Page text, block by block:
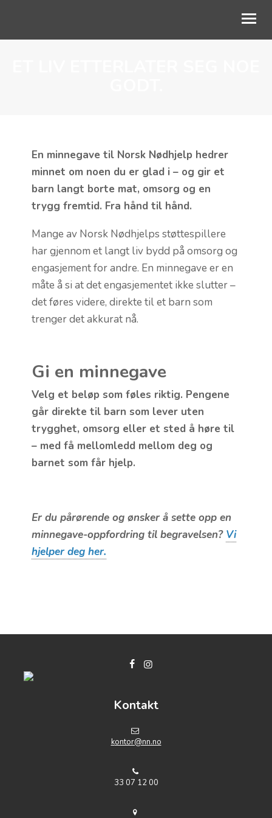
SKOLESAMARBEID
STØTT BARNA
En minnegave til Norsk Nødhjelp hedrer
minnet om noen du er glad i – og gir et
barn langt borte mat, omsorg og en
trygg fremtid. Fra hånd til hånd.
Mange av Norsk Nødhjelps støttespillere
har gjennom et langt liv bydd på omsorg og
engasjement for andre. En minnegave er en
måte å si at det engasjementet ikke slutter –
det føres videre, direkte til et barn som
trenger det akkurat nå.
Gi en minnegave
Velg et beløp som føles riktig. Pengene
går direkte til barn som lever uten
trygghet, omsorg eller et sted å høre til
– med få mellomledd mellom deg og
barnet som får hjelp.
Er du pårørende og ønsker å sette opp en
minnegave-oppfordring til begravelsen? Vi
hjelper deg her.
Kontakt
kontor@nn.no
33 07 12 00